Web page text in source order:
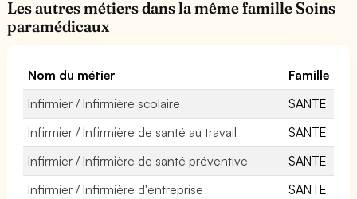
Les autres métiers dans la même famille Soins
paramédicaux
Nom du métier
Famille
Infirmier / Infirmière scolaire
SANTE
Infirmier / Infirmière de santé au travail
SANTE
Infirmier / Infirmière de santé préventive
SANTE
Infirmier / Infirmière d'entreprise
SANTE